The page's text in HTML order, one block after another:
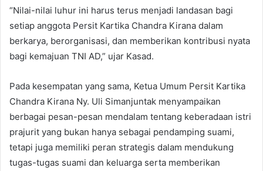
“Nilai-nilai luhur ini harus terus menjadi landasan bagi
setiap anggota Persit Kartika Chandra Kirana dalam
berkarya, berorganisasi, dan memberikan kontribusi nyata
bagi kemajuan TNI AD,” ujar Kasad.
Pada kesempatan yang sama, Ketua Umum Persit Kartika
Chandra Kirana Ny. Uli Simanjuntak menyampaikan
berbagai pesan-pesan mendalam tentang keberadaan istri
prajurit yang bukan hanya sebagai pendamping suami,
tetapi juga memiliki peran strategis dalam mendukung
tugas-tugas suami dan keluarga serta memberikan